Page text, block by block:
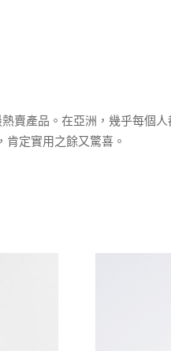
賣產品。在亞洲，幾乎每個
定實用之餘又驚喜。